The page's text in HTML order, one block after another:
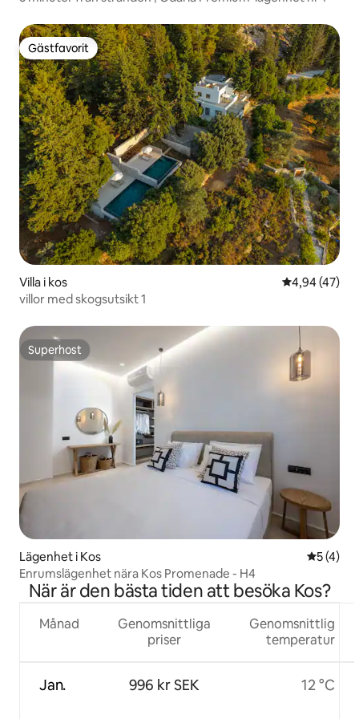
Gästfavorit
Gästfavorit
Villa i kos 4,94 av 5 i
4,94 (47)
villor med skogsutsikt 1
Superhost
Superhost
Lägenhet i Kos 5 av 5 i
5 (4)
Enrumslägenhet nära Kos Promenade - H4
När är den bästa tiden att besöka Kos?
Månad
Jan.
Genomsnittliga
priser
996 kr SEK
Genomsnittlig
temperatur
12 °C